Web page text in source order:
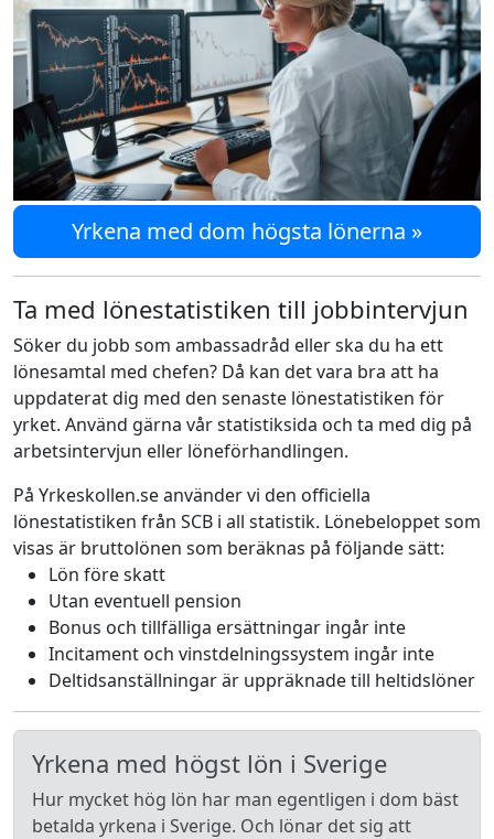
Yrkena med dom högsta lönerna »
Ta med lönestatistiken till jobbintervjun
Söker du jobb som ambassadråd eller ska du ha ett
lönesamtal med chefen? Då kan det vara bra att ha
uppdaterat dig med den senaste lönestatistiken för
yrket. Använd gärna vår statistiksida och ta med dig på
arbetsintervjun eller löneförhandlingen.
På Yrkeskollen.se använder vi den officiella
lönestatistiken från SCB i all statistik. Lönebeloppet som
visas är bruttolönen som beräknas på följande sätt:
Lön före skatt
Utan eventuell pension
Bonus och tillfälliga ersättningar ingår inte
Incitament och vinstdelningssystem ingår inte
Deltidsanställningar är uppräknade till heltidslöner
Yrkena med högst lön i Sverige
Hur mycket hög lön har man egentligen i dom bäst
betalda yrkena i Sverige. Och lönar det sig att